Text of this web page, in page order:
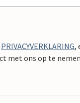
PRIVACYVERKLARING,
met ons op te